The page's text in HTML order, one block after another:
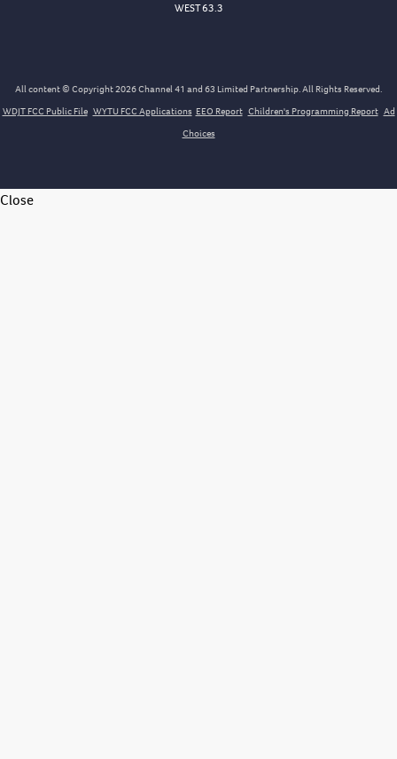
WEST 63.3
All content © Copyright 2026 Channel 41 and 63 Limited Partnership. All Rights Reserved.
WDJT FCC Public File WYTU FCC Applications EEO Report Children's Programming Report Ad
Choices
Close